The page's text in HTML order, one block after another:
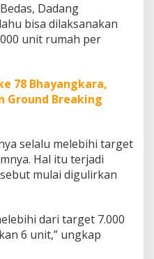
Dadang
bisa dilaksanakan
unit rumah per
78 Bhayangkara,
Ground Breaking
selalu melebihi target
Hal itu terjadi
mulai digulirkan
dari target 7.000
6 unit,” ungkap